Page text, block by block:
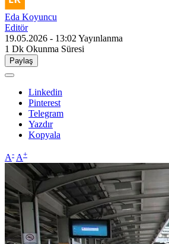
Eda Koyuncu
Editör
19.05.2026 - 13:02 Yayınlanma
1 Dk Okunma Süresi
Paylaş
Linkedin
Pinterest
Telegram
Yazdır
Kopyala
A- A+